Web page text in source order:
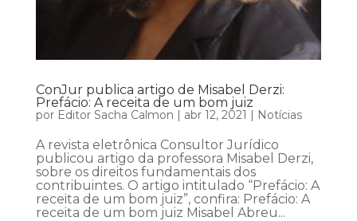
ConJur publica artigo de Misabel Derzi:
Prefácio: A receita de um bom juiz
por Editor Sacha Calmon | abr 12, 2021 | Notícias
A revista eletrônica Consultor Jurídico
publicou artigo da professora Misabel Derzi,
sobre os direitos fundamentais dos
contribuintes. O artigo intitulado “Prefácio: A
receita de um bom juiz”, confira: Prefácio: A
receita de um bom juiz Misabel Abreu...